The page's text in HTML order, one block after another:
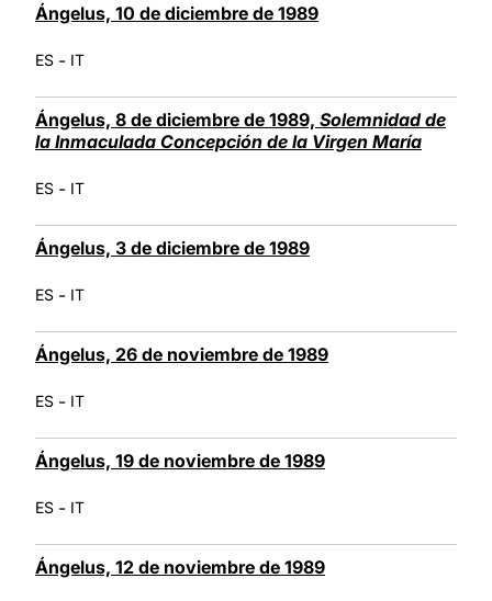
Ángelus, 10 de diciembre de 1989
ES - IT
Ángelus, 8 de diciembre de 1989, Solemnidad de
la Inmaculada Concepción de la Virgen María
ES - IT
Ángelus, 3 de diciembre de 1989
ES - IT
Ángelus, 26 de noviembre de 1989
ES - IT
Ángelus, 19 de noviembre de 1989
ES - IT
Ángelus, 12 de noviembre de 1989